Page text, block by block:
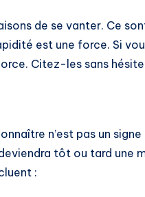
de se vanter. Ce
est une force. Si
Citez-les sans
n’est pas un signe
tôt ou tard une
: